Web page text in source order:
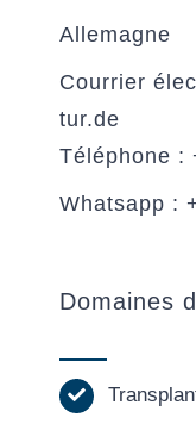
Allemagne
Courrier
tur.de
Téléphone :
Whatsapp :
Domaines